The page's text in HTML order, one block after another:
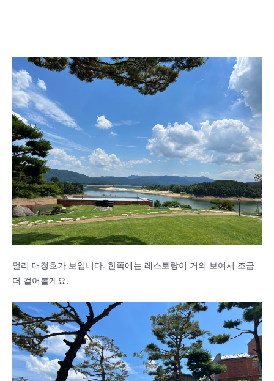
멀리 대청호가 보입니다. 한쪽에는 레스토랑이 거의 보여서 조금
더 걸어볼게요.